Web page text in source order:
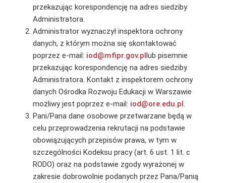
przekazując korespondencję na adres siedziby
Administratora.
Administrator wyznaczył inspektora ochrony
danych, z którym można się skontaktować
poprzez e-mail: iod@mfipr.gov.pllub pisemnie
przekazując korespondencję na adres siedziby
Administratora. Kontakt z inspektorem ochrony
danych Ośrodka Rozwoju Edukacji w Warszawie
możliwy jest poprzez e-mail: iod@ore.edu.pl.
Pani/Pana dane osobowe przetwarzane będą w
celu przeprowadzenia rekrutacji na podstawie
obowiązujących przepisów prawa, w tym w
szczególności Kodeksu pracy (art. 6 ust. 1 lit. c
RODO) oraz na podstawie zgody wyrażonej w
zakresie dobrowolnie podanych przez Pana/Panią